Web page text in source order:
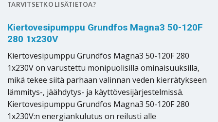
TARVITSETKO LISÄTIETOA?
Kiertovesipumppu Grundfos Magna3 50-120F
280 1x230V
Kiertovesipumppu Grundfos Magna3 50-120F 280
1x230V on varustettu monipuolisilla ominaisuuksilla,
mikä tekee siitä parhaan valinnan veden kierrätykseen
lämmitys-, jäähdytys- ja käyttövesijärjestelmissä.
Kiertovesipumppu Grundfos Magna3 50-120F 280
1x230V:n energiankulutus on reilusti alle